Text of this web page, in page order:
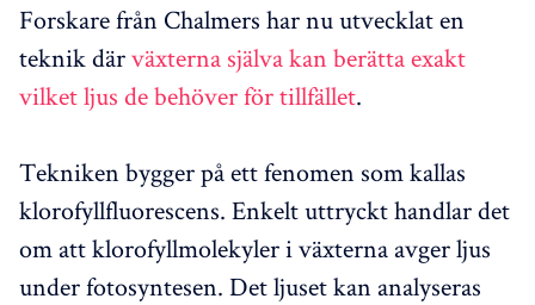
Forskare från Chalmers har nu utvecklat en
teknik därväxterna själva kan berätta exakt
vilket ljus de behöver för tillfället.
Tekniken bygger på ett fenomen som kallas
klorofyllfluorescens. Enkelt uttryckt handlar det
om att klorofyllmolekyler i växterna avger ljus
under fotosyntesen. Det ljuset kan analyseras